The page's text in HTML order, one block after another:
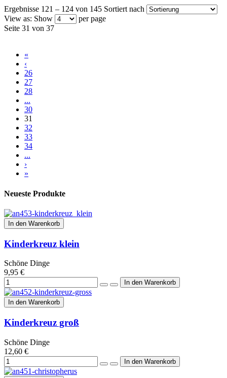
Ergebnisse 121 – 124 von 145 Sortiert nach
View as: Show
per page
Seite 31 von 37
«
‹
26
27
28
...
30
31
32
33
34
...
›
»
Neueste Produkte
In den Warenkorb
Kinderkreuz klein
Schöne Dinge
9,95 €
In den Warenkorb
Kinderkreuz groß
Schöne Dinge
12,60 €